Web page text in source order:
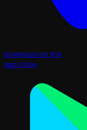
Download on the
App Store